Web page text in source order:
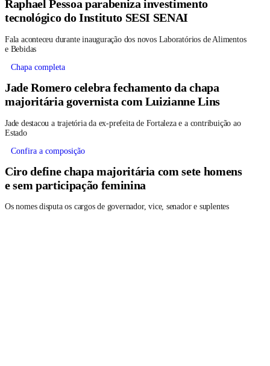
Raphael Pessoa parabeniza investimento
tecnológico do Instituto SESI SENAI
Fala aconteceu durante inauguração dos novos Laboratórios de Alimentos
e Bebidas
Chapa completa
Jade Romero celebra fechamento da chapa
majoritária governista com Luizianne Lins
Jade destacou a trajetória da ex-prefeita de Fortaleza e a contribuição ao
Estado
Confira a composição
Ciro define chapa majoritária com sete homens
e sem participação feminina
Os nomes disputa os cargos de governador, vice, senador e suplentes